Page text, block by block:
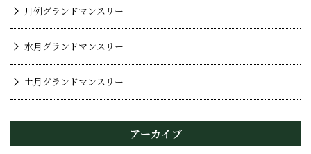
月例グランドマンスリー
水月グランドマンスリー
土月グランドマンスリー
アーカイブ